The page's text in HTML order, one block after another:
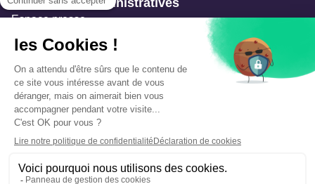
Ressources administratives
Espace presse
Documentation
Marchés publics
Appels à projets & avis d'attribution
Mesures de publicité
Concertations et enquêtes publiques
Précautions et sécurité
Plan de gestion des risques
Mentions légales